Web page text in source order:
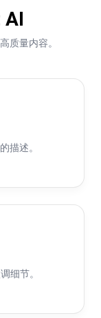
AI
质量内容。
描述。
细节。